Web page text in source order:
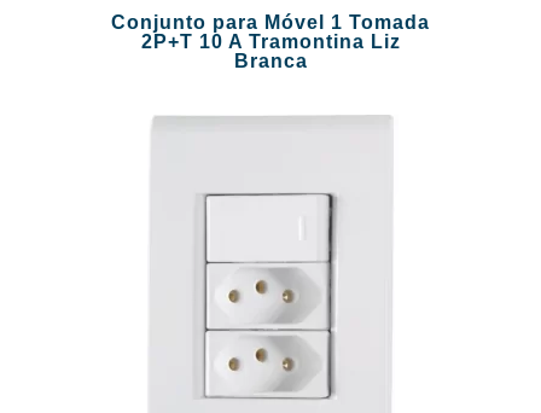
Conjunto para Móvel 1 Tomada
2P+T 10 A Tramontina Liz
Branca